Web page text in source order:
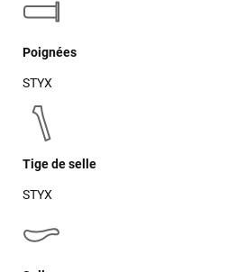
Poignées
STYX
Tige de selle
STYX